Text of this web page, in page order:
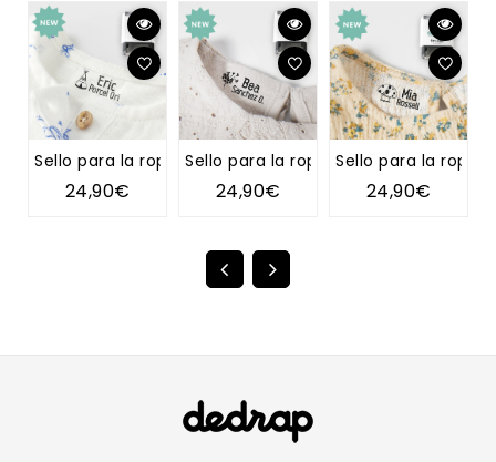
Sello para la ropa TIPI
24,90€
Sello para la ropa DIENTE DE LEÓN
24,90€
Sello para la ropa
24,90€